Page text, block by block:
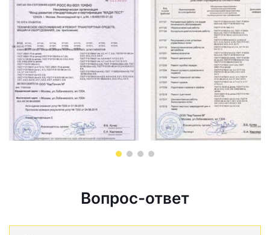
Вопрос-ответ